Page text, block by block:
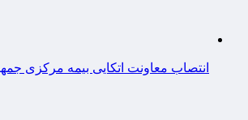
انتصاب معاونت اتکایی بیمه مرکزی